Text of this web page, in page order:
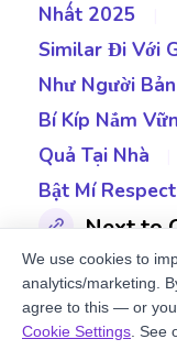
Nhất 2025
Similar Đi Với
Như Người
Bí Kíp Nắm
Quả Tại Nhà
Bật Mí
Next to
Nghĩa &
Cấu Trúc
We use cookies to
analytics/marketing.
agree to this — or
Cookie Settings . See